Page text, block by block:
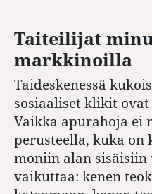
Taiteilijat
markkinoilla
Taideskenessä
sosiaaliset klikit
Vaikka apurahoja ei
perusteella, kuka
moniin alan
vaikuttaa: kenen